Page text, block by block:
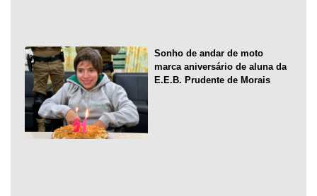
Sonho de andar de moto
marca aniversário de aluna da
E.E.B. Prudente de Morais